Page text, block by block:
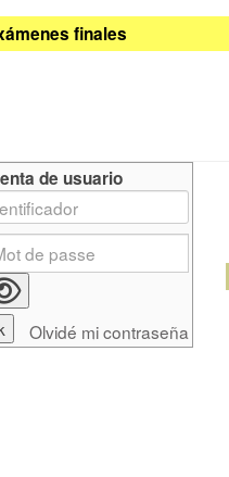
finales
de usuario
Olvidé mi contraseña